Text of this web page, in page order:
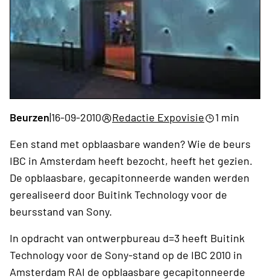
Beurzen|16-09-2010 Redactie Expovisie
1 min
Een stand met opblaasbare wanden? Wie de beurs
IBC in Amsterdam heeft bezocht, heeft het gezien.
De opblaasbare, gecapitonneerde wanden werden
gerealiseerd door Buitink Technology voor de
beursstand van Sony.
In opdracht van ontwerpbureau d=3 heeft Buitink
Technology voor de Sony-stand op de IBC 2010 in
Amsterdam RAI de opblaasbare gecapitonneerde